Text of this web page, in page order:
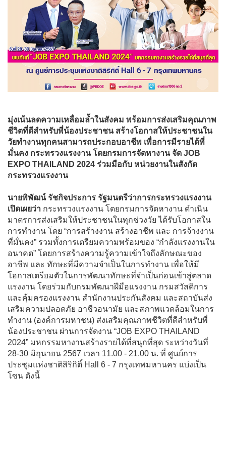
มุ่งเน้นลดความเหลื่อมล้ำในสังคม พร้อมการส่งเสริมคุณภาพ
ชีวิตที่ดีสำหรับพี่น้องประชาชน สร้างโอกาสให้ประชาชนใน
วัยทำงานทุกคนสามารถประกอบอาชีพ เพื่อการมีรายได้ที่
มั่นคง กระทรวงแรงงาน โดยกรมการจัดหางาน จัด JOB
EXPO THAILAND 2024 ร่วมมือกับ หน่วยงานในสังกัด
กระทรวงแรงงาน
นายพิพัฒน์ รัชกิจประการ รัฐมนตรีว่าการกระทรวงแรงงาน
เปิดเผยว่า กระทรวงแรงงาน โดยกรมการจัดหางาน ดำเนิน
มาตรการส่งเสริมให้ประชาชนในทุกช่วงวัย ได้รับโอกาสใน
การทำงาน โดย “การสร้างงาน สร้างอาชีพ และ การจ้างงาน
ที่มั่นคง” รวมทั้งการเตรียมความพร้อมของ “กำลังแรงงานใน
อนาคต” โดยการสร้างความรู้ความเข้าใจถึงลักษณะของ
อาชีพ และ ทักษะที่มีความจำเป็นในการทำงาน เพื่อให้มี
โอกาสเตรียมตัวในการพัฒนาทักษะที่จำเป็นก่อนเข้าสู่ตลาด
แรงงาน โดยร่วมกับกรมพัฒนาฝีมือแรงงาน กรมสวัสดิการ
และคุ้มครองแรงงาน สำนักงานประกันสังคม และสถาบันส่ง
เสริมความปลอดภัย อาชีวอนามัย และสภาพแวดล้อมในการ
ทำงาน (องค์การมหาชน) ส่งเสริมคุณภาพชีวิตที่ดีสำหรับพี่
น้องประชาชน ผ่านการจัดงาน “JOB EXPO THAILAND
2024” มหกรรมหางานสร้างรายได้ที่สนุกที่สุด ระหว่างวันที่
28-30 มิถุนายน 2567 เวลา 11.00 - 21.00 น. ที่ ศูนย์การ
ประชุมแห่งชาติสิริกิติ์ Hall 6 - 7 กรุงเทพมหานคร แบ่งเป็น
โซน ดังนี้